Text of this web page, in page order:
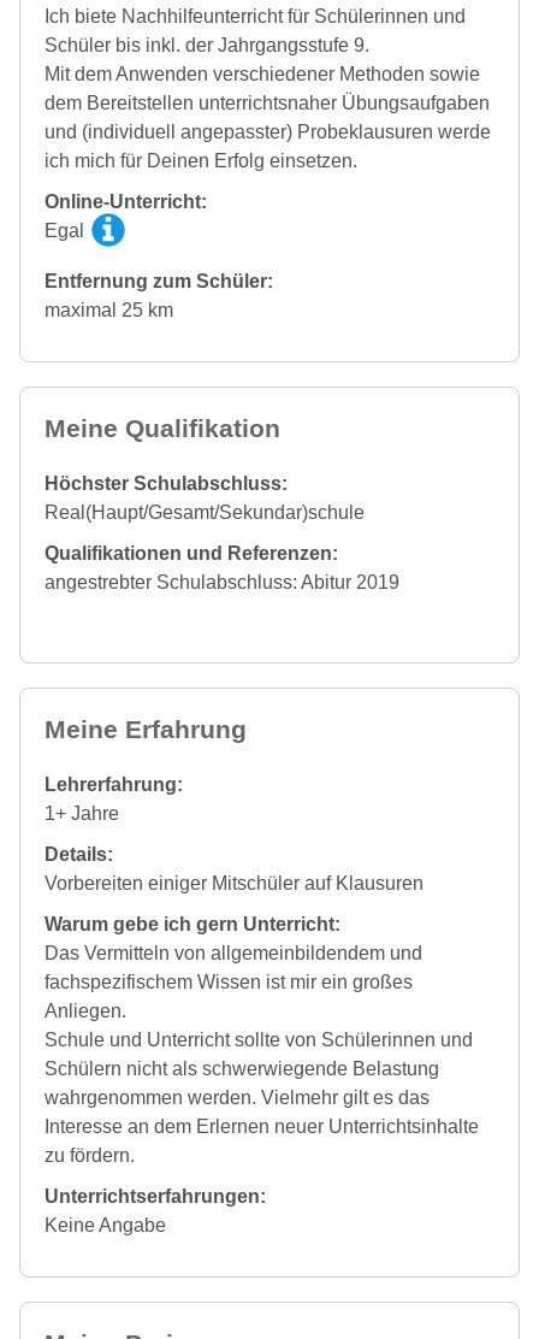
Ich biete Nachhilfeunterricht für Schülerinnen und
Schüler bis inkl. der Jahrgangsstufe 9.
Mit dem Anwenden verschiedener Methoden sowie
dem Bereitstellen unterrichtsnaher Übungsaufgaben
und (individuell angepasster) Probeklausuren werde
ich mich für Deinen Erfolg einsetzen.
Online-Unterricht:
Egal
Entfernung zum Schüler:
maximal 25 km
Meine Qualifikation
Höchster Schulabschluss:
Real(Haupt/Gesamt/Sekundar)schule
Qualifikationen und Referenzen:
angestrebter Schulabschluss: Abitur 2019
Meine Erfahrung
Lehrerfahrung:
1+ Jahre
Details:
Vorbereiten einiger Mitschüler auf Klausuren
Warum gebe ich gern Unterricht:
Das Vermitteln von allgemeinbildendem und
fachspezifischem Wissen ist mir ein großes
Anliegen.
Schule und Unterricht sollte von Schülerinnen und
Schülern nicht als schwerwiegende Belastung
wahrgenommen werden. Vielmehr gilt es das
Interesse an dem Erlernen neuer Unterrichtsinhalte
zu fördern.
Unterrichtserfahrungen:
Keine Angabe